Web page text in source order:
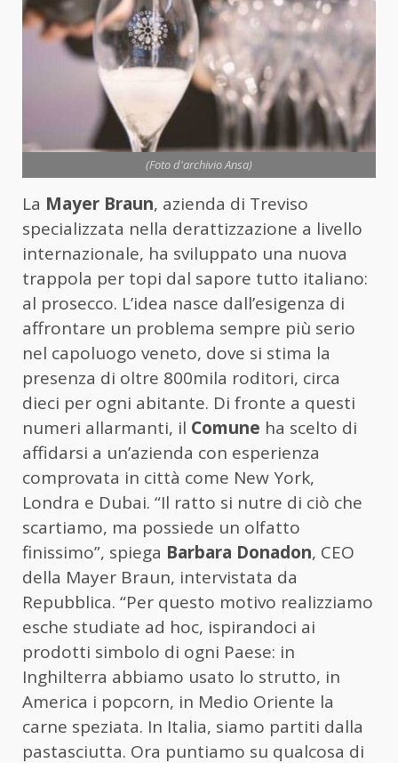
(Foto d'archivio Ansa)
La Mayer Braun, azienda di Treviso
specializzata nella derattizzazione a livello
internazionale, ha sviluppato una nuova
trappola per topi dal sapore tutto italiano:
al prosecco. L’idea nasce dall’esigenza di
affrontare un problema sempre più serio
nel capoluogo veneto, dove si stima la
presenza di oltre 800mila roditori, circa
dieci per ogni abitante. Di fronte a questi
numeri allarmanti, il Comune ha scelto di
affidarsi a un’azienda con esperienza
comprovata in città come New York,
Londra e Dubai. “Il ratto si nutre di ciò che
scartiamo, ma possiede un olfatto
finissimo”, spiega Barbara Donadon, CEO
della Mayer Braun, intervistata da
Repubblica. “Per questo motivo realizziamo
esche studiate ad hoc, ispirandoci ai
prodotti simbolo di ogni Paese: in
Inghilterra abbiamo usato lo strutto, in
America i popcorn, in Medio Oriente la
carne speziata. In Italia, siamo partiti dalla
pastasciutta. Ora puntiamo su qualcosa di